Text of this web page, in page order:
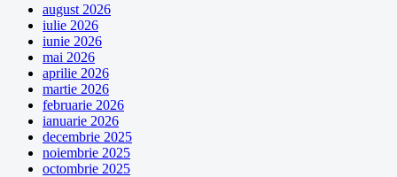
august 2026
iulie 2026
iunie 2026
mai 2026
aprilie 2026
martie 2026
februarie 2026
ianuarie 2026
decembrie 2025
noiembrie 2025
octombrie 2025